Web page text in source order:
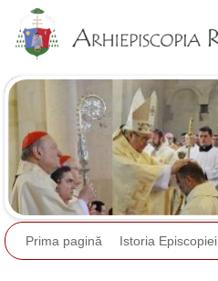
Prima pagină Istoria Episcopiei